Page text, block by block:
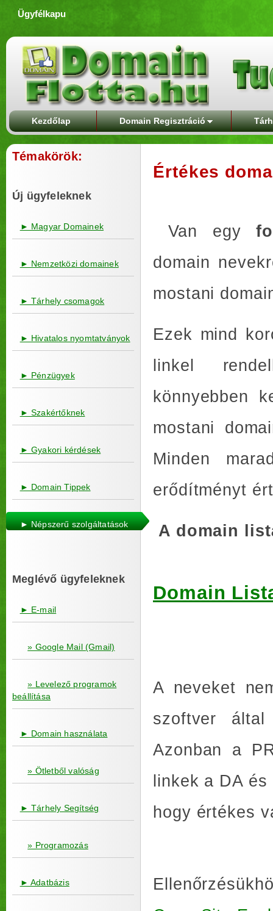
Ügyfélkapu
Kezdőlap Domain Regisztráció
Témakörök:
Új ügyfeleknek
► Magyar Domainek
► Nemzetközi domainek
► Tárhely csomagok
► Hivatalos nyomtatványok
► Pénzügyek
► Szakértőknek
► Gyakori kérdések
► Domain Tippek
► Népszerű szolgáltatások
Meglévő ügyfeleknek
► E-mail
» Google Mail (Gmail)
» Levelező programok
beállítása
► Domain használata
» Ötletből valóság
► Tárhely Segítség
» Programozás
► Adatbázis
Értékes
Van egy
domain
mostani
Ezek mind
linkel
könnyebben
mostani
Minden
erődítményt
A domain
Domain
A neveket
szoftver
Azonban a
linkek a DA
hogy értékes